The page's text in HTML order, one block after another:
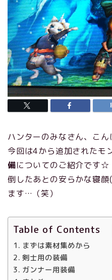
ハンターのみなさん、こん
今回は4から追加されたモ
備についてのご紹介です☆
倒したあとの安らかな寝
ます…（笑）
Table of Contents
まずは素材集めから
剣士用の装備
ガンナー用装備